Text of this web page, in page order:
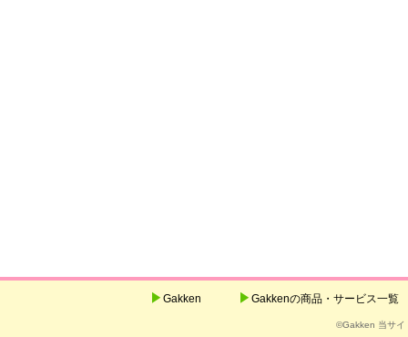
Gakken Gakkenの商品・サービス一覧
©Gakken 当サイ